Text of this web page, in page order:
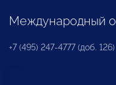
Международный
+7 (495) 247-4777 (доб. 126)